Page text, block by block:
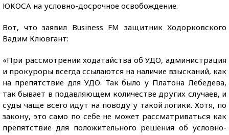
ЮКОСА на условно-досрочное освобождение.
Вот, что заявил Business FM защитник Ходорковского
Вадим Клювгант:
«При рассмотрении ходатайства об УДО, администрация
и прокуроры всегда ссылаются на наличие взысканий, как
на препятствие для УДО. Так было у Платона Лебедева,
так бывает в подавляющем количестве других случаев, и
суды чаще всего идут на поводу у такой логики. Хотя, по
закону, это само по себе не может рассматриваться как
препятствие для положительного решения об условно-